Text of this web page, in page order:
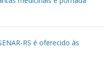
RS é oferecido às